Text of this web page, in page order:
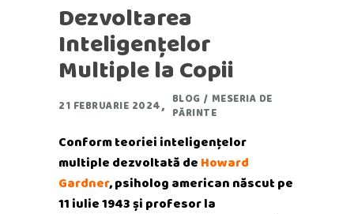
Dezvoltarea
Inteligențelor
Multiple la Copii
21 FEBRUARIE 2024 BLOG / MESERIA DE
PĂRINTE
Conform teoriei inteligențelor
multiple dezvoltată de Howard
Gardner, psiholog american născut pe
11 iulie 1943 și profesor la